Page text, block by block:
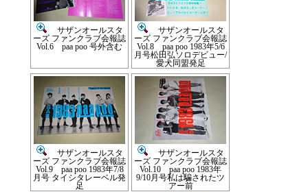
サザンオールスタ
ーズ ファンクラブ会報誌
Vol.6 paa poo 号外含む
サザンオールスタ
ーズ ファンクラブ会報誌
Vol.8 paa poo 1983年5/6
月号松田弘ソロデビュー/
愛犬同盟発足
サザンオールスタ
ーズ ファンクラブ会報誌
Vol.9 paa poo 1983年7/8
月号 タイシタレーベル発
足
サザンオールスタ
ーズ ファンクラブ会報誌
Vol.10 paa poo 1983年
9/10月号私は騙されたツ
アー前